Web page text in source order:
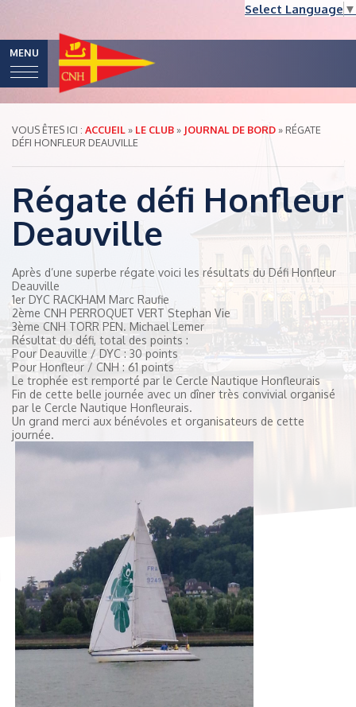
Select Language ▼
MENU
VOUS ÊTES ICI : ACCUEIL » LE CLUB » JOURNAL DE BORD » RÉGATE
DÉFI HONFLEUR DEAUVILLE
Régate défi Honfleur
Deauville
Après d’une superbe régate voici les résultats du Défi Honfleur
Deauville
1er DYC RACKHAM Marc Raufie
2ème CNH PERROQUET VERT Stephan Vie
3ème CNH TORR PEN. Michael Lemer
Résultat du défi, total des points :
Pour Deauville / DYC : 30 points
Pour Honfleur / CNH : 61 points
Le trophée est remporté par le Cercle Nautique Honfleurais
Fin de cette belle journée avec un dîner très convivial organisé
par le Cercle Nautique Honfleurais.
Un grand merci aux bénévoles et organisateurs de cette
journée.